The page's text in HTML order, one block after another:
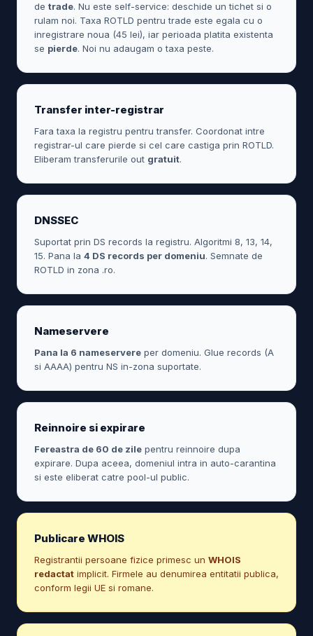
de trade. Nu este self-service: deschide un tichet si o
rulam noi. Taxa ROTLD pentru trade este egala cu o
inregistrare noua (45 lei), iar perioada platita existenta
se pierde. Noi nu adaugam o taxa peste.
Transfer inter-registrar
Fara taxa la registru pentru transfer. Coordonat intre
registrar-ul care pierde si cel care castiga prin ROTLD.
Eliberam transferurile out gratuit.
DNSSEC
Suportat prin DS records la registru. Algoritmi 8, 13, 14,
15. Pana la 4 DS records per domeniu. Semnate de
ROTLD in zona .ro.
Nameservere
Pana la 6 nameservere per domeniu. Glue records (A
si AAAA) pentru NS in-zona suportate.
Reinnoire si expirare
Fereastra de 60 de zile pentru reinnoire dupa
expirare. Dupa aceea, domeniul intra in auto-carantina
si este eliberat catre pool-ul public.
Publicare WHOIS
Registrantii persoane fizice primesc un WHOIS
redactat implicit. Firmele au denumirea entitatii publica,
conform legii UE si romane.